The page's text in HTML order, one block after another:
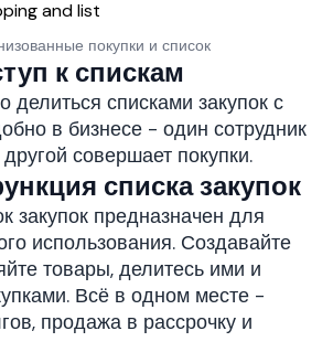
покупки и список
к спискам
списками закупок с
в бизнесе - один сотрудник
совершает покупки.
списка закупок
закупок предназначен для
использования. Создавайте
товары, делитесь ими и
Всё в одном месте -
продажа в рассрочку и